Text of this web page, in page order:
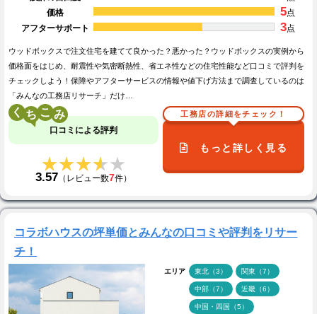
価格
5点
アフターサポート
3点
ウッドボックスで注文住宅を建てて良かった？悪かった？ウッドボックスの実例から
価格面をはじめ、耐震性や気密断熱性、省エネ性などの住宅性能など口コミで評判を
チェックしよう！保障やアフターサービスの情報や値下げ方法まで調査しているのは
「みんなの工務店リサーチ」だけ…
く こ
口コミによる評判
★★★★★
★★★★★
3.57 （レビュー数7件）
工務店の詳細をチェック！
もっと詳しく見る
コラボハウスの坪単価とみんなの口コミや評判をリサー
チ！
エリア 東北（3） 関東（7）
中部（7） 近畿（6）
中国・四国（5）